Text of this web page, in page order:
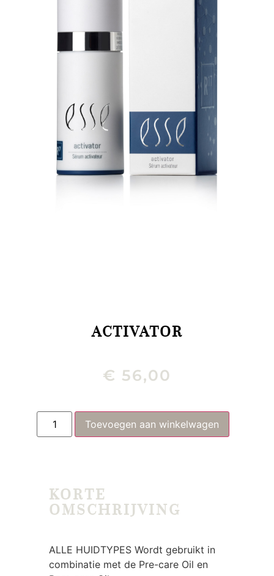
ACTIVATOR
€ 56,00
Toevoegen aan winkelwagen
KORTE
OMSCHRIJVING
ALLE HUIDTYPES Wordt gebruikt in
combinatie met de Pre-care Oil en